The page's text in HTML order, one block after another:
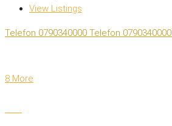
View Listings
Telefon 0790340000 Telefon 0790340000
8 More